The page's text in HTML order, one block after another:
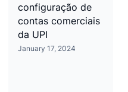
configuração de
contas comerciais
da UPI
January 17, 2024